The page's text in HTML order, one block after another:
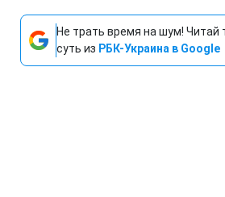
Не трать время на шум! Читай
суть из РБК-Украина в Google